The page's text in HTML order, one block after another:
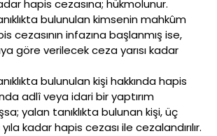
hapis cezasına; hükmolunur.
bulunulan kimsenin mahkûm
cezasının infazına başlanmış ise,
göre verilecek ceza yarısı kadar
bulunulan kişi hakkında hapis
adlî veya idari bir yaptırım
yalan tanıklıkta bulunan kişi, üç
kadar hapis cezası ile cezalandırılır.